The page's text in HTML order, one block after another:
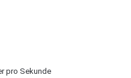
pro Sekunde